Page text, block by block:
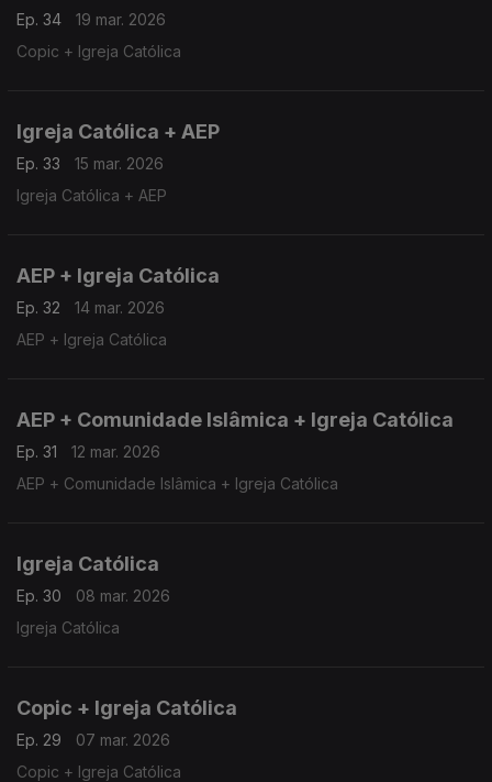
Ep. 34
19 mar. 2026
Copic + Igreja Católica
Igreja Católica + AEP
Ep. 33
15 mar. 2026
Igreja Católica + AEP
AEP + Igreja Católica
Ep. 32
14 mar. 2026
AEP + Igreja Católica
AEP + Comunidade Islâmica + Igreja Católica
Ep. 31
12 mar. 2026
AEP + Comunidade Islâmica + Igreja Católica
Igreja Católica
Ep. 30
08 mar. 2026
Igreja Católica
Copic + Igreja Católica
Ep. 29
07 mar. 2026
Copic + Igreja Católica